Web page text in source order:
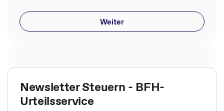
Weiter
Newsletter Steuern - BFH-
Urteilsservice